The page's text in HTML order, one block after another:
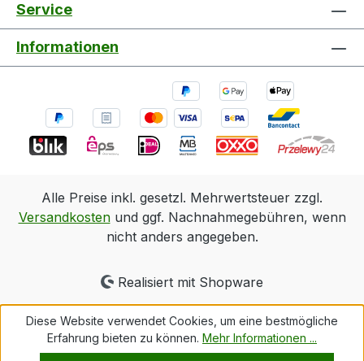
Service
Informationen
Alle Preise inkl. gesetzl. Mehrwertsteuer zzgl.
Versandkostenund ggf. Nachnahmegebühren, wenn
nicht anders angegeben.
Realisiert mit Shopware
Diese Website verwendet Cookies, um eine bestmögliche
Erfahrung bieten zu können. Mehr Informationen ...